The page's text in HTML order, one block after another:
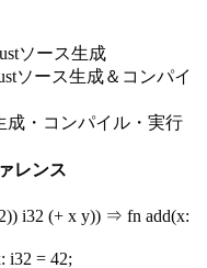
ソース生成
ース生成＆コンパイ
・コンパイル・実行
レンス
i32 (+ x y)) ⇒ fn add(x:
i32 = 42;